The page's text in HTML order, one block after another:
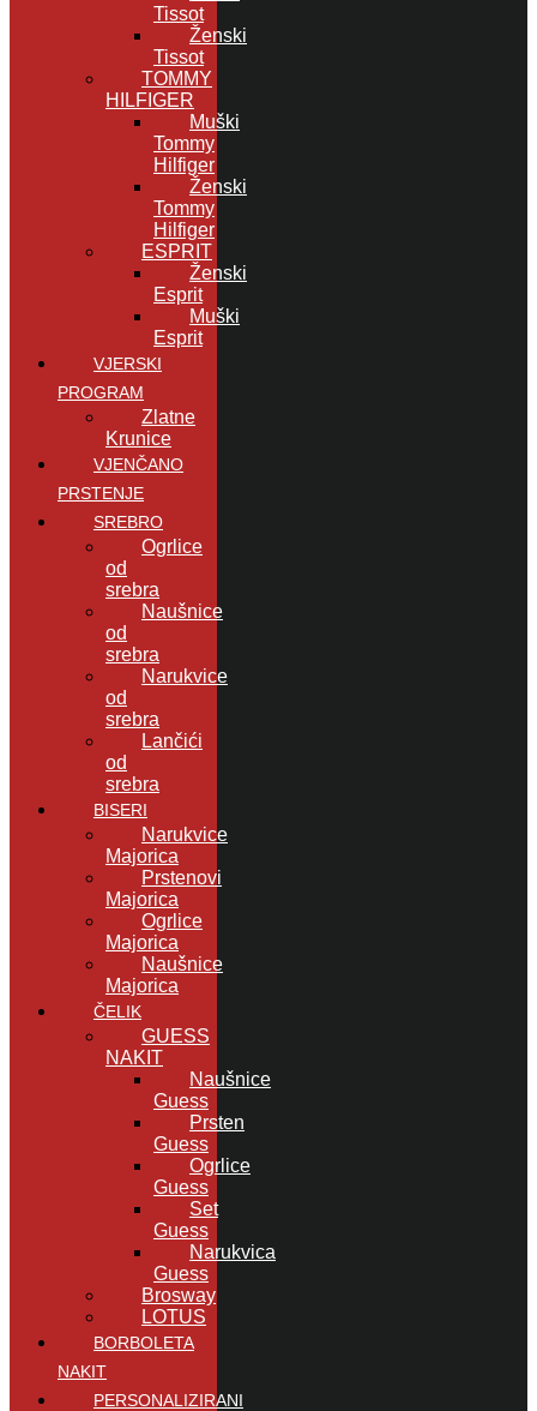
Tissot
Ženski
Tissot
TOMMY
HILFIGER
Muški
Tommy
Hilfiger
Ženski
Tommy
Hilfiger
ESPRIT
Ženski
Esprit
Muški
Esprit
VJERSKI
PROGRAM
Zlatne
Krunice
VJENČANO
PRSTENJE
SREBRO
Ogrlice
od
srebra
Naušnice
od
srebra
Narukvice
od
srebra
Lančići
od
srebra
BISERI
Narukvice
Majorica
Prstenovi
Majorica
Ogrlice
Majorica
Naušnice
Majorica
ČELIK
GUESS
NAKIT
Naušnice
Guess
Prsten
Guess
Ogrlice
Guess
Set
Guess
Narukvica
Guess
Brosway
LOTUS
BORBOLETA
NAKIT
PERSONALIZIRANI